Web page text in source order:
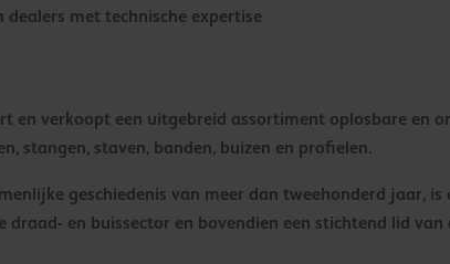
dealers met technische expertise
en verkoopt een uitgebreid assortiment oplosbare en
stangen, staven, banden, buizen en profielen.
geschiedenis van meer dan tweehonderd jaar,
draad- en buissector en bovendien een stichtend lid